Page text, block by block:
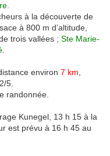
à la découverte de
à 800 m d’altitude,
trois vallées ; Ste Marie-
distance environ 7 km
5.
randonnée.
Kunegel, 13 h 15 à la
est prévu à 16 h 45 au